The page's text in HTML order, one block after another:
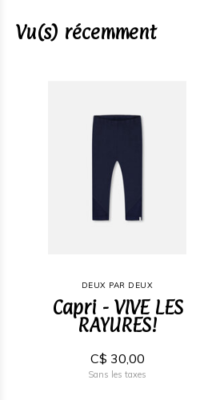
Vu(s) récemment
DEUX PAR DEUX
Capri - VIVE LES
RAYURES!
C$ 30,00
Sans les taxes